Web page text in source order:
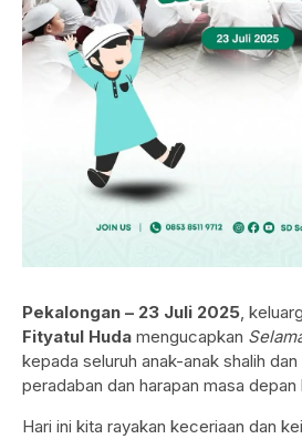
Pekalongan – 23 Juli 2025,
Fityatul Huda mengucapkan
kepada seluruh anak-anak shalih
peradaban dan harapan masa depan
Hari ini kita rayakan keceriaan dan